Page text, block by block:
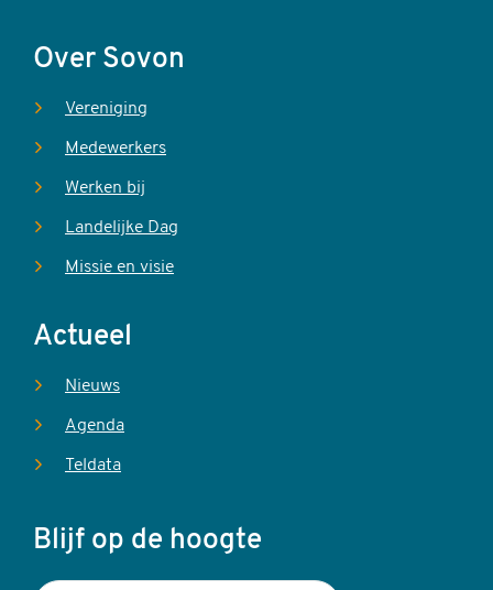
Over Sovon
Vereniging
Medewerkers
Werken bij
Landelijke Dag
Missie en visie
Actueel
Nieuws
Agenda
Teldata
Blijf op de hoogte